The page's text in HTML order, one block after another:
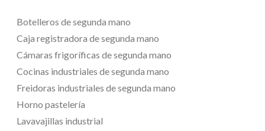
Botelleros de segunda mano
Caja registradora de segunda mano
Cámaras frigoríficas de segunda mano
Cocinas industriales de segunda mano
Freidoras industriales de segunda mano
Horno pastelería
Lavavajillas industrial